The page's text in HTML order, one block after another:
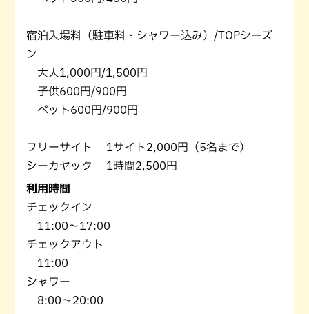
宿泊入場料（駐車料・シャワー込み）/TOPシーズ
ン
大人1,000円/1,500円
子供600円/900円
ペット600円/900円
フリーサイト 1サイト2,000円（5名まで）
シーカヤック 1時間2,500円
利用時間
チェックイン
11:00～17:00
チェックアウト
11:00
シャワー
8:00～20:00